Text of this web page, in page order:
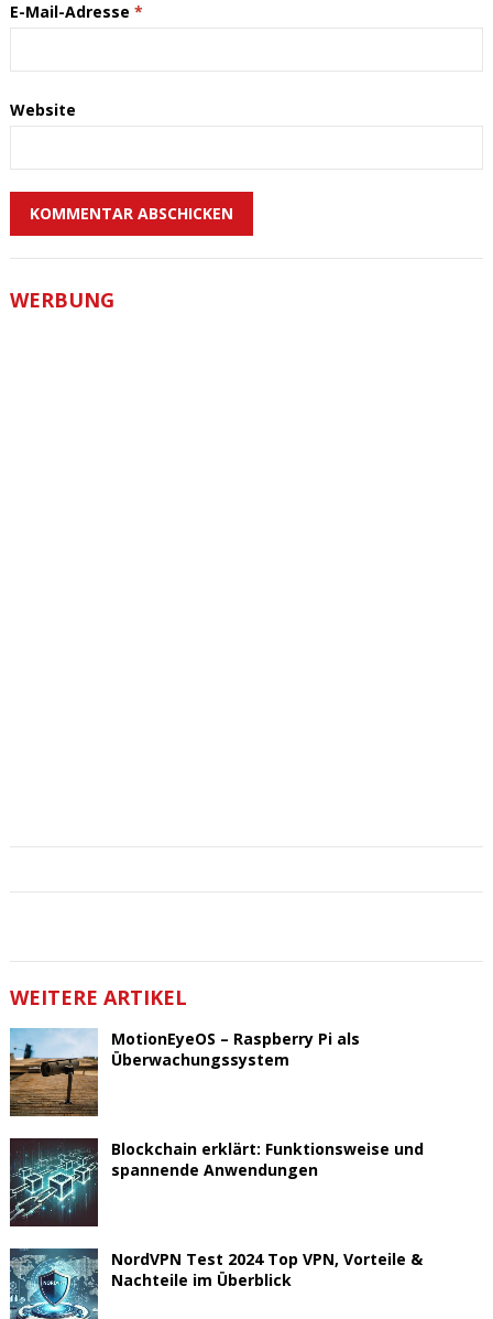
E-Mail-Adresse *
Website
WERBUNG
WEITERE ARTIKEL
MotionEyeOS – Raspberry Pi als
Überwachungssystem
Blockchain erklärt: Funktionsweise und
spannende Anwendungen
NordVPN Test 2024 Top VPN, Vorteile &
Nachteile im Überblick